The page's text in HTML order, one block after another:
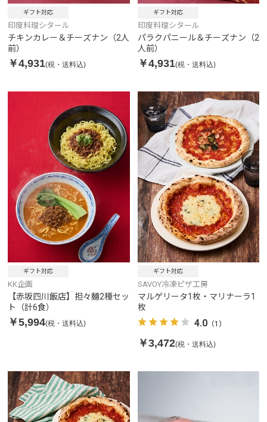
ギフト対応
印度料理シタール
チキンカレー＆チーズナン（2人
前）
￥4,931(税・送料込)
ギフト対応
印度料理シタール
パラクパニール＆チーズナン（2
人前）
￥4,931(税・送料込)
ギフト対応
KK企画
【赤坂四川飯店】担々麺2種セッ
ト（計6食）
￥5,994(税・送料込)
ギフト対応
SAVOY冷凍ピザ工房
マルゲリータ1枚・マリナーラ1
枚
4.0（1）
￥3,472(税・送料込)